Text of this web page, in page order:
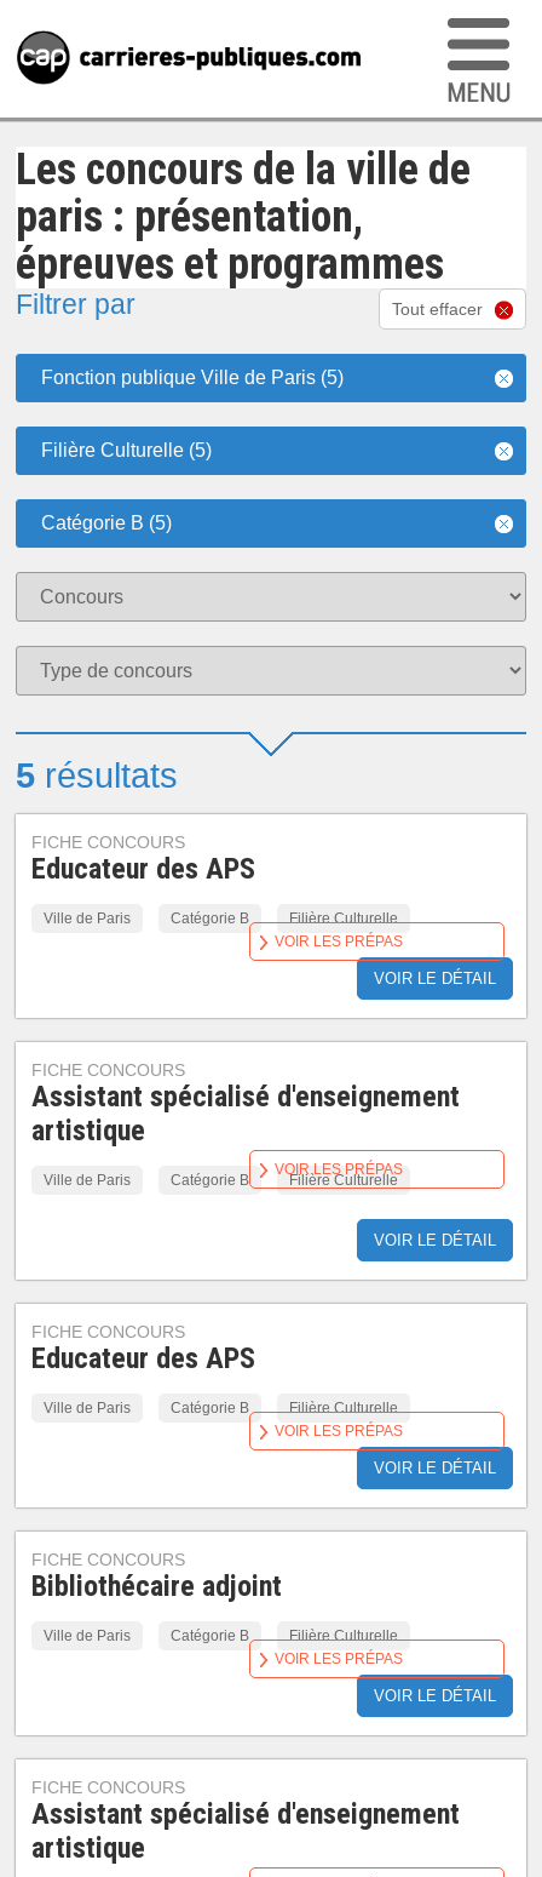
Les concours de la ville de
paris : présentation,
épreuves et programmes
Filtrer par Tout effacer
Fonction publique Ville de Paris (5)
Filière Culturelle (5)
Catégorie B (5)
5 résultats
FICHE CONCOURS
Educateur des APS
Ville de Paris Catégorie B Filière Culturelle
VOIR LE DÉTAIL
VOIR LES PRÉPAS
FICHE CONCOURS
Assistant spécialisé d'enseignement
artistique
Ville de Paris Catégorie B Filière Culturelle
VOIR LE DÉTAIL
VOIR LES PRÉPAS
FICHE CONCOURS
Educateur des APS
Ville de Paris Catégorie B Filière Culturelle
VOIR LE DÉTAIL
VOIR LES PRÉPAS
FICHE CONCOURS
Bibliothécaire adjoint
Ville de Paris Catégorie B Filière Culturelle
VOIR LE DÉTAIL
VOIR LES PRÉPAS
FICHE CONCOURS
Assistant spécialisé d'enseignement
artistique